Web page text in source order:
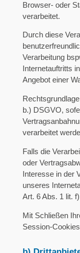
Browser- oder
verarbeitet.
Durch diese
Verarbeitung
Internetauftritts
Angebot einer
b.) DSGVO,
verarbeitet
Falls die
oder
Interesse in der
unseres
Art. 6 Abs. 1 lit.
Mit Schließen
Session-